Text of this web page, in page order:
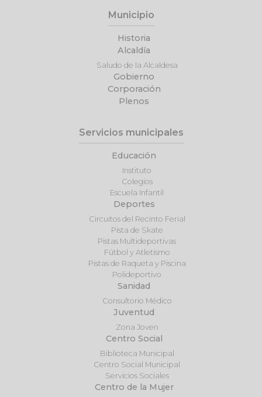
Municipio
Historia
Alcaldía
Saludo de la Alcaldesa
Gobierno
Corporación
Plenos
Servicios municipales
Educación
Instituto
Colegios
Escuela Infantil
Deportes
Circuitos del Recinto Ferial
Pista de Skate
Pistas Multideportivas
Fútbol y Atletismo
Pistas de Raqueta y Piscina
Polideportivo
Sanidad
Consultorio Médico
Juventud
Zona Joven
Centro Social
Biblioteca Municipal
Centro Social Municipal
Servicios Sociales
Centro de la Mujer